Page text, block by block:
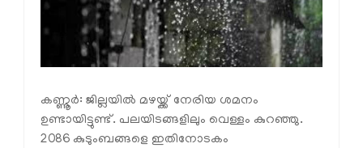
കണ്ണൂര്‍: ജില്ലയില്‍ മഴയ്ക്ക് നേരിയ ശമനം
ഉണ്ടായിട്ടുണ്ട്. പലയിടങ്ങളിലും വെള്ളം കുറഞ്ഞു.
2086 കുടുംബങ്ങളെ ഇതിനോടകം